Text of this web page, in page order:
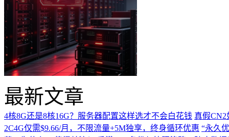
最新文章
4核8G还是8核16G？服务器配置这样选才不会白花钱 真假CN2
2C4G仅需$9.66/月，不限流量+5M独享，终身循环优惠 “永久